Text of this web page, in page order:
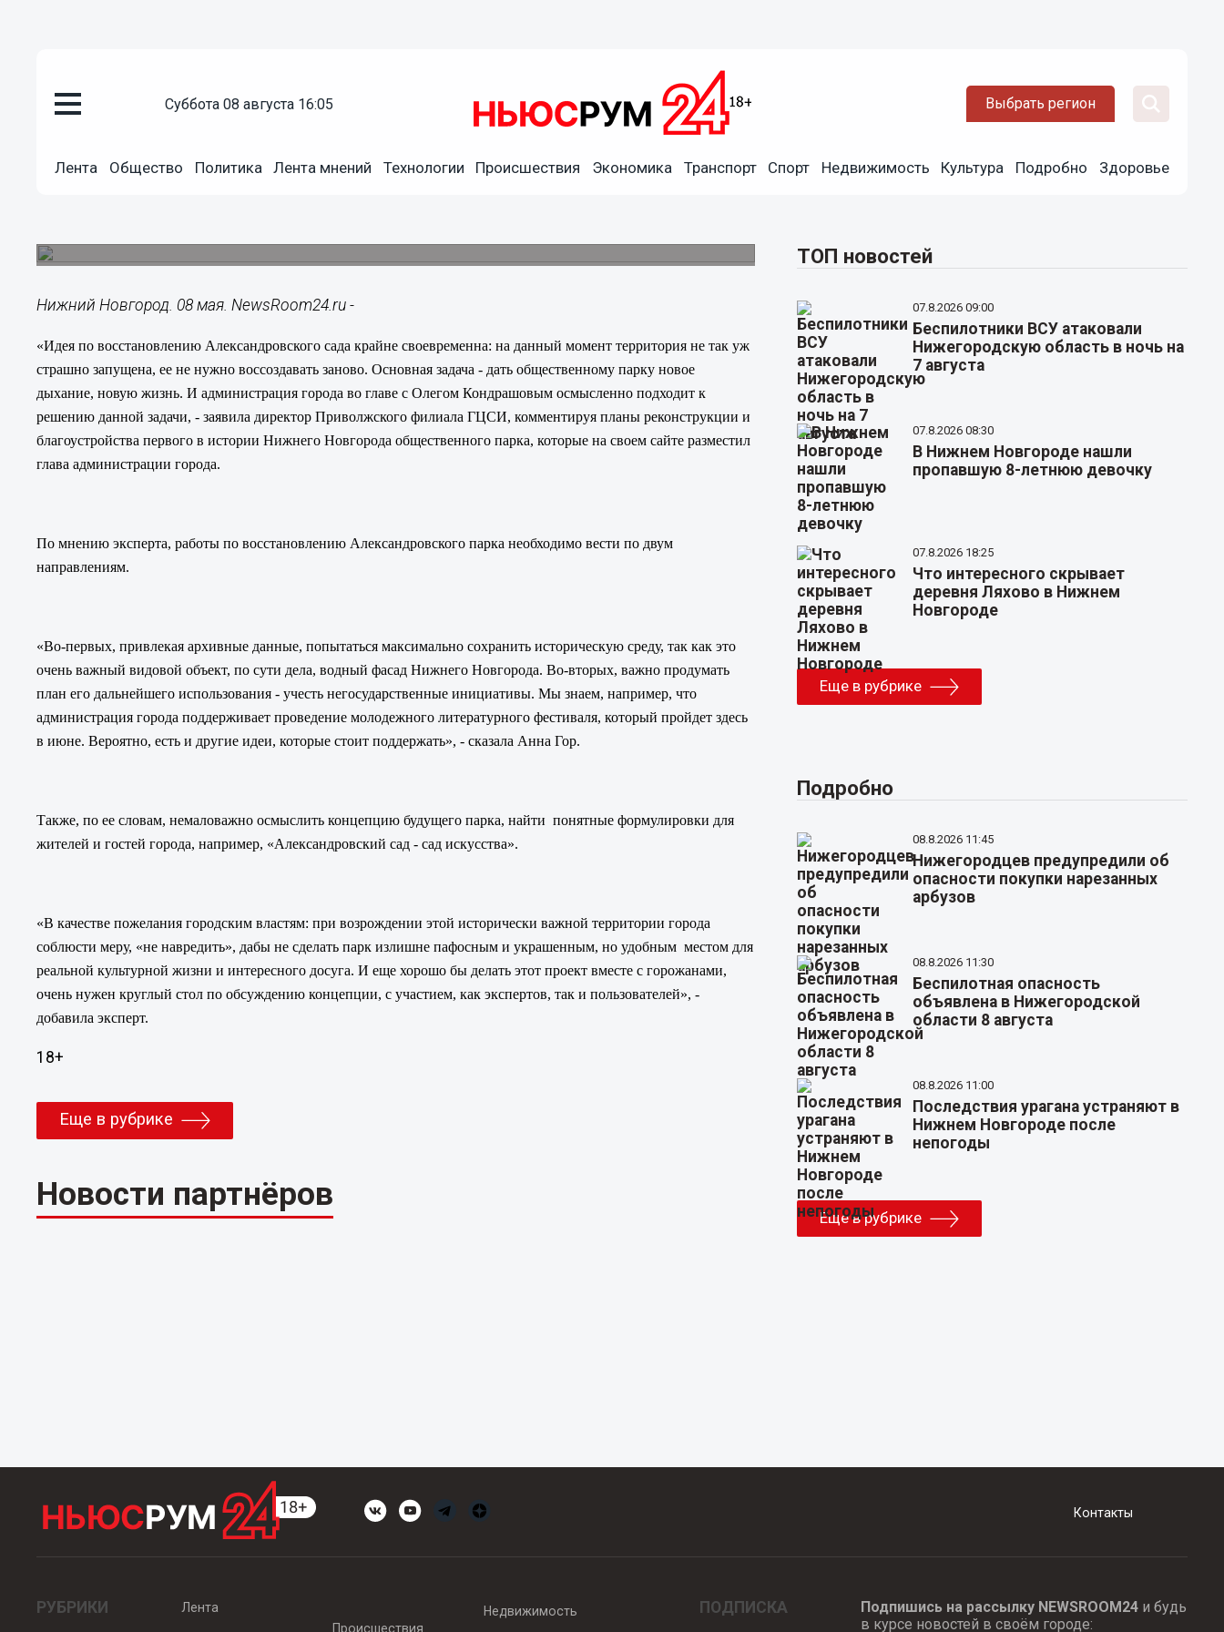
суббота 08 августа 16:05 Выбрать регион
Лента Общество Политика Лента мнений Технологии Происшествия Экономика Транспорт Спорт Недвижимость Культура Подробно Здоровье
Идея восстановления Александровского сада в Нижнем
Нижний Новгород. 08 мая. NewsRoom24.ru -
«Идея по восстановлению Александровского сада крайне своевременна: на данный момент территория не так уж
страшно запущена, ее не нужно воссоздавать заново. Основная задача - дать общественному парку новое
дыхание, новую жизнь. И администрация города во главе с Олегом Кондрашовым осмысленно подходит к
решению данной задачи, - заявила директор Приволжского филиала ГЦСИ, комментируя планы реконструкции и
благоустройства первого в истории Нижнего Новгорода общественного парка, которые на своем сайте разместил
глава администрации города.
По мнению эксперта, работы по восстановлению Александровского парка необходимо вести по двум
направлениям.
«Во-первых, привлекая архивные данные, попытаться максимально сохранить историческую среду, так как это
очень важный видовой объект, по сути дела, водный фасад Нижнего Новгорода. Во-вторых, важно продумать
план его дальнейшего использования - учесть негосударственные инициативы. Мы знаем, например, что
администрация города поддерживает проведение молодежного литературного фестиваля, который пройдет здесь
в июне. Вероятно, есть и другие идеи, которые стоит поддержать», - сказала Анна Гор.
Также, по ее словам, немаловажно осмыслить концепцию будущего парка, найти понятные формулировки для
жителей и гостей города, например, «Александровский сад - сад искусства».
«В качестве пожелания городским властям: при возрождении этой исторически важной территории города
соблюсти меру, «не навредить», дабы не сделать парк излишне пафосным и украшенным, но удобным местом для
реальной культурной жизни и интересного досуга. И еще хорошо бы делать этот проект вместе с горожанами,
очень нужен круглый стол по обсуждению концепции, с участием, как экспертов, так и пользователей», -
добавила эксперт.
18+
Еще в рубрике
Новости партнёров
ТОП новостей
07.8.2026 09:00
Беспилотники ВСУ атаковали
Нижегородскую область в ночь на
7 августа
07.8.2026 08:30
В Нижнем Новгороде нашли
пропавшую 8-летнюю девочку
07.8.2026 18:25
Что интересного скрывает
деревня Ляхово в Нижнем
Новгороде
Еще в рубрике
Подробно
08.8.2026 11:45
Нижегородцев предупредили об
опасности покупки нарезанных
арбузов
08.8.2026 11:30
Беспилотная опасность
объявлена в Нижегородской
области 8 августа
08.8.2026 11:00
Последствия урагана устраняют в
Нижнем Новгороде после
непогоды
Еще в рубрике
Контакты
РУБРИКИ
Лента
Происшествия
Недвижимость ПОДПИСКА Подпишись на рассылку NEWSROOM24и будь
в курсе новостей в своём городе: